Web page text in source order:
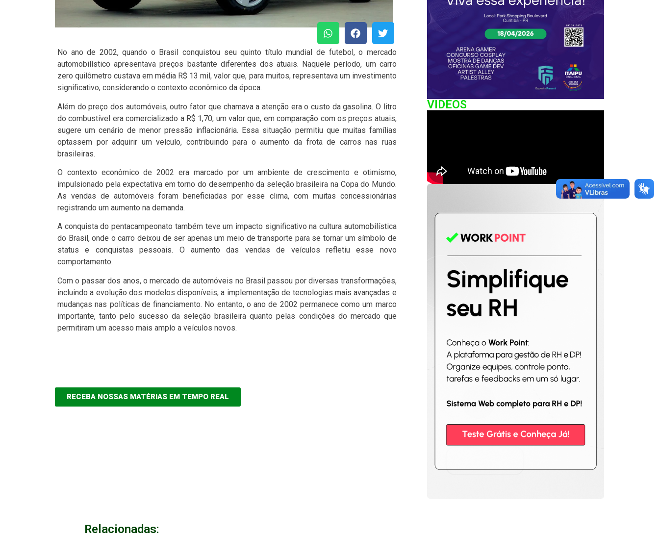
No ano de 2002, quando o Brasil conquistou seu quinto título mundial de futebol, o mercado
automobilístico apresentava preços bastante diferentes dos atuais. Naquele período, um carro
zero quilômetro custava em média R$ 13 mil, valor que, para muitos, representava um investimento
significativo, considerando o contexto econômico da época.
Além do preço dos automóveis, outro fator que chamava a atenção era o custo da gasolina. O litro
do combustível era comercializado a R$ 1,70, um valor que, em comparação com os preços atuais,
sugere um cenário de menor pressão inflacionária. Essa situação permitiu que muitas famílias
optassem por adquirir um veículo, contribuindo para o aumento da frota de carros nas ruas
brasileiras.
O contexto econômico de 2002 era marcado por um ambiente de crescimento e otimismo,
impulsionado pela expectativa em torno do desempenho da seleção brasileira na Copa do Mundo.
As vendas de automóveis foram beneficiadas por esse clima, com muitas concessionárias
registrando um aumento na demanda.
A conquista do pentacampeonato também teve um impacto significativo na cultura automobilística
do Brasil, onde o carro deixou de ser apenas um meio de transporte para se tornar um símbolo de
status e conquistas pessoais. O aumento das vendas de veículos refletiu esse novo
comportamento.
Com o passar dos anos, o mercado de automóveis no Brasil passou por diversas transformações,
incluindo a evolução dos modelos disponíveis, a implementação de tecnologias mais avançadas e
mudanças nas políticas de financiamento. No entanto, o ano de 2002 permanece como um marco
importante, tanto pelo sucesso da seleção brasileira quanto pelas condições do mercado que
permitiram um acesso mais amplo a veículos novos.
RECEBA NOSSAS MATÉRIAS EM TEMPO REAL
VIDEOS
Relacionadas: